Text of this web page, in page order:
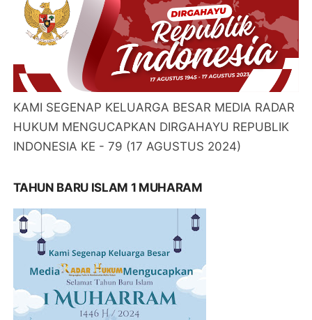
KAMI SEGENAP KELUARGA BESAR MEDIA RADAR
HUKUM MENGUCAPKAN DIRGAHAYU REPUBLIK
INDONESIA KE - 79 (17 AGUSTUS 2024)
TAHUN BARU ISLAM 1 MUHARAM